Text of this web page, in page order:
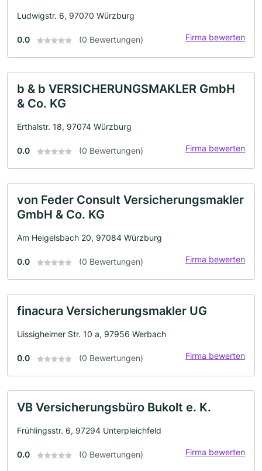
Ludwigstr. 6, 97070 Würzburg
0.0 (0 Bewertungen) Firma bewerten
b & b VERSICHERUNGSMAKLER GmbH
& Co. KG
Erthalstr. 18, 97074 Würzburg
0.0 (0 Bewertungen) Firma bewerten
von Feder Consult Versicherungsmakler
GmbH & Co. KG
Am Heigelsbach 20, 97084 Würzburg
0.0 (0 Bewertungen) Firma bewerten
finacura Versicherungsmakler UG
Uissigheimer Str. 10 a, 97956 Werbach
0.0 (0 Bewertungen) Firma bewerten
VB Versicherungsbüro Bukolt e. K.
Frühlingsstr. 6, 97294 Unterpleichfeld
0.0 (0 Bewertungen) Firma bewerten